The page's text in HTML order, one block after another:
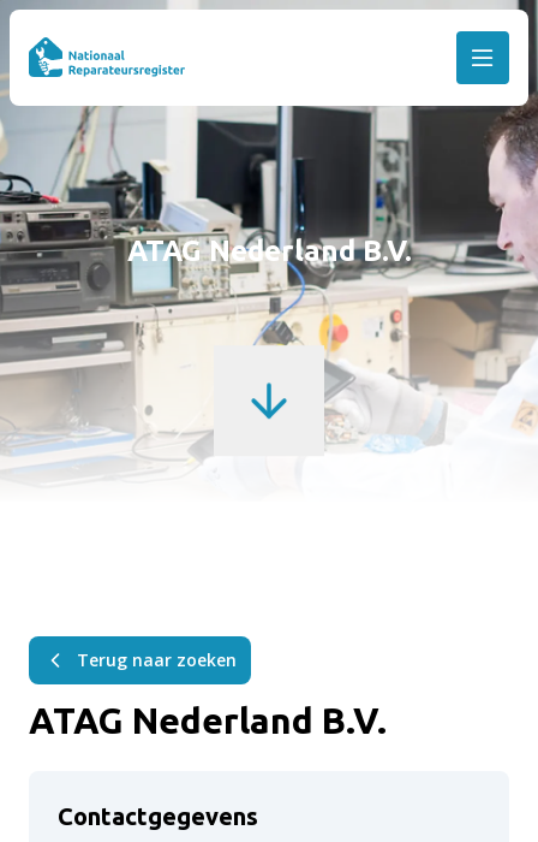
ATAG Nederland B.V.
Terug naar zoeken
ATAG Nederland B.V.
Contactgegevens